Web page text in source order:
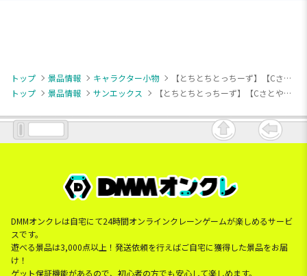
トップ 景品情報 キャラクター小物
【とちとちとっちーず】【Cさとやま】とちとちとっちーず ボールチェーン付きぬいぐるみ
トップ
景品情報 サンエックス 【とちとちとっちーず】【Cさとやま】とちとちとっちーず ボールチェーン付きぬいぐるみ
DMMオンクレは自宅にて24時間オンラインクレーンゲームが楽しめるサービ
スです。
遊べる景品は3,000点以上！発送依頼を行えばご自宅に獲得した景品をお届
け！
ゲット保証機能があるので、初心者の方でも安心して楽しめます。